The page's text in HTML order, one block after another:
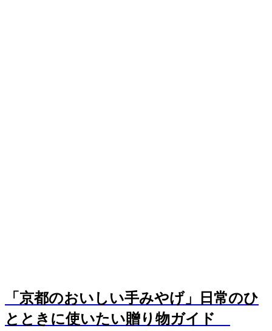
「京都のおいしい手みやげ」日常のひ
とときに使いたい贈り物ガイド